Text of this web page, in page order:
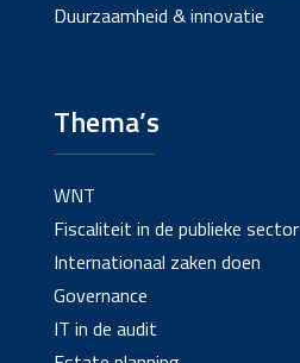
Duurzaamheid & innovatie
Thema’s
WNT
Fiscaliteit in de publieke sector
Internationaal zaken doen
Governance
IT in de audit